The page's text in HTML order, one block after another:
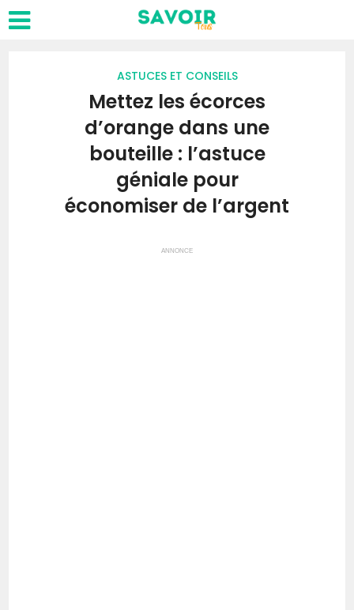
ASTUCES ET CONSEILS
Mettez les écorces
d’orange dans une
bouteille : l’astuce
géniale pour
économiser de l’argent
ANNONCE